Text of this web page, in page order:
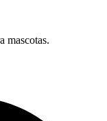
mascotas.